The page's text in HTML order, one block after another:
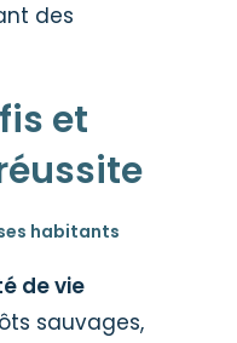
des
et
habitants
de vie
sauvages,